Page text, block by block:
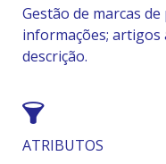
Gestão de marcas
informações; artigos
descrição.
ATRIBUTOS